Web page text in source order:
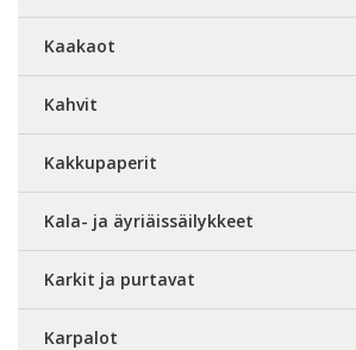
Kaakaot
Kahvit
Kakkupaperit
Kala- ja äyriäissäilykkeet
Karkit ja purtavat
Karpalot